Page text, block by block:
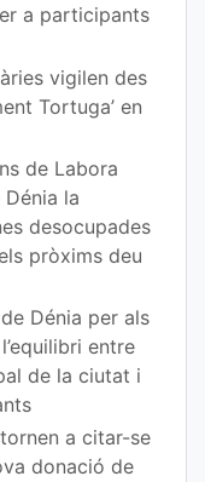
a participants
vigilen des
Tortuga’ en
de Labora
la
desocupades
pròxims deu
Dénia per als
entre
de la ciutat i
a citar-se
donació de